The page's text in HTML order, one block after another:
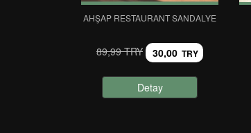
AHŞAP RESTAURANT SANDALYE
89,99 TRY 30,00 TRY
Detay